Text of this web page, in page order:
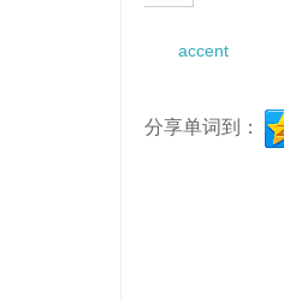
accent
分享单词到：